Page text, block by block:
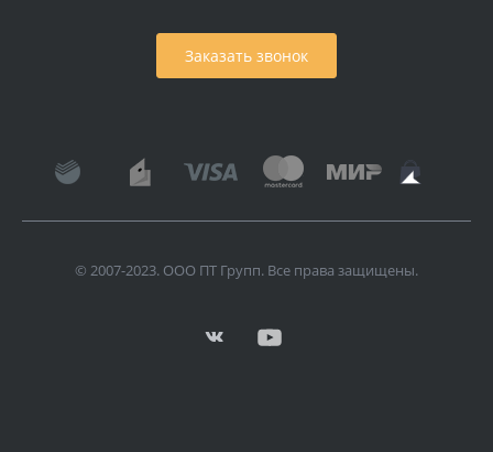
Заказать звонок
© 2007-2023. ООО ПТ Групп. Все права защищены.